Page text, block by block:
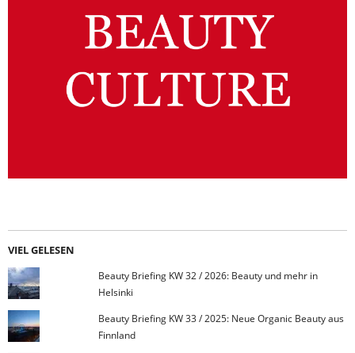
VIEL GELESEN
Beauty Briefing KW 32 / 2026: Beauty und mehr in
Helsinki
Beauty Briefing KW 33 / 2025: Neue Organic Beauty aus
Finnland